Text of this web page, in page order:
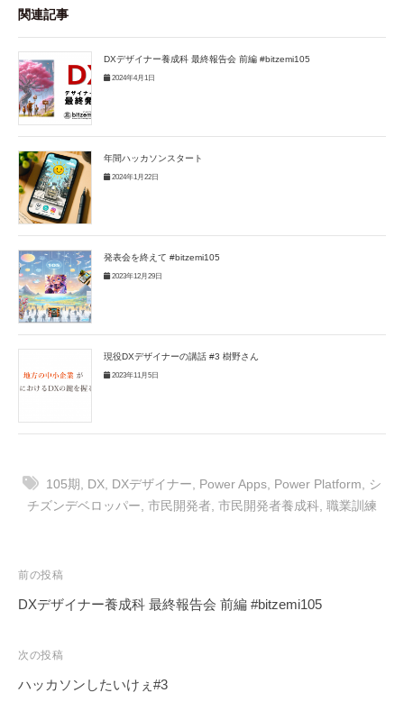
関連記事
DXデザイナー養成科 最終報告会 前編 #bitzemi105
2024年4月1日
年間ハッカソンスタート
2024年1月22日
発表会を終えて #bitzemi105
2023年12月29日
現役DXデザイナーの講話 #3 樹野さん
2023年11月5日
105期 DX DXデザイナー Power Apps Power Platform
シ
チズンデベロッパー 市民開発者 市民開発者養成科 職業訓練
投
稿
ビ
ゲ
前の投稿
DXデザイナー養成科 最終報告会 前編 #bitzemi105
次の投稿
ハッカソンしたいけぇ#3